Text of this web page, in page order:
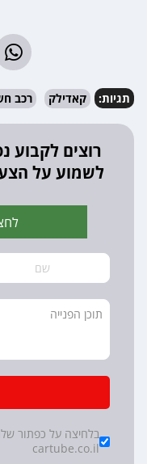
תגיות: קאדילק רכב
רוצים לקבוע
לשמוע על
Checkboxes
cartube.co.il